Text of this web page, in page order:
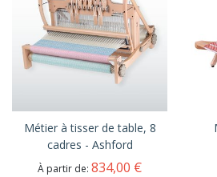
Métier à tisser de table, 8
cadres - Ashford
À partir de 834,00 €